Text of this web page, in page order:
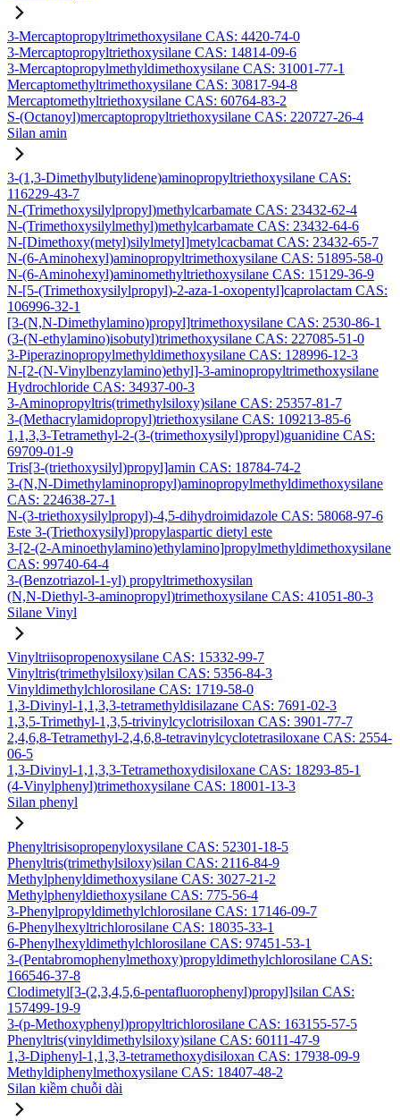
3-Mercaptopropyltrimethoxysilane CAS: 4420-74-0
3-Mercaptopropyltriethoxysilane CAS: 14814-09-6
3-Mercaptopropylmethyldimethoxysilane CAS: 31001-77-1
Mercaptomethyltrimethoxysilane CAS: 30817-94-8
Mercaptomethyltriethoxysilane CAS: 60764-83-2
S-(Octanoyl)mercaptopropyltriethoxysilane CAS: 220727-26-4
Silan amin
3-(1,3-Dimethylbutylidene)aminopropyltriethoxysilane CAS:
116229-43-7
N-(Trimethoxysilylpropyl)methylcarbamate CAS: 23432-62-4
N-(Trimethoxysilylmethyl)methylcarbamate CAS: 23432-64-6
N-[Dimethoxy(metyl)silylmetyl]metylcacbamat CAS: 23432-65-7
N-(6-Aminohexyl)aminopropyltrimethoxysilane CAS: 51895-58-0
N-(6-Aminohexyl)aminomethyltriethoxysilane CAS: 15129-36-9
N-[5-(Trimethoxysilylpropyl)-2-aza-1-oxopentyl]caprolactam CAS:
106996-32-1
[3-(N,N-Dimethylamino)propyl]trimethoxysilane CAS: 2530-86-1
(3-(N-ethylamino)isobutyl)trimethoxysilane CAS: 227085-51-0
3-Piperazinopropylmethyldimethoxysilane CAS: 128996-12-3
N-[2-(N-Vinylbenzylamino)ethyl]-3-aminopropyltrimethoxysilane
Hydrochloride CAS: 34937-00-3
3-Aminopropyltris(trimethylsiloxy)silane CAS: 25357-81-7
3-(Methacrylamidopropyl)triethoxysilane CAS: 109213-85-6
1,1,3,3-Tetramethyl-2-(3-(trimethoxysilyl)propyl)guanidine CAS:
69709-01-9
Tris[3-(triethoxysilyl)propyl]amin CAS: 18784-74-2
3-(N,N-Dimethylaminopropyl)aminopropylmethyldimethoxysilane
CAS: 224638-27-1
N-(3-triethoxysilylpropyl)-4,5-dihydroimidazole CAS: 58068-97-6
Este 3-(Triethoxysilyl)propylaspartic dietyl este
3-[2-(2-Aminoethylamino)ethylamino]propylmethyldimethoxysilane
CAS: 99740-64-4
3-(Benzotriazol-1-yl) propyltrimethoxysilan
(N,N-Diethyl-3-aminopropyl)trimethoxysilane CAS: 41051-80-3
Silane Vinyl
Vinyltriisopropenoxysilane CAS: 15332-99-7
Vinyltris(trimethylsiloxy)silan CAS: 5356-84-3
Vinyldimethylchlorosilane CAS: 1719-58-0
1,3-Divinyl-1,1,3,3-tetramethyldisilazane CAS: 7691-02-3
1,3,5-Trimethyl-1,3,5-trivinylcyclotrisiloxan CAS: 3901-77-7
2,4,6,8-Tetramethyl-2,4,6,8-tetravinylcyclotetrasiloxane CAS: 2554-
06-5
1,3-Divinyl-1,1,3,3-Tetramethoxydisiloxane CAS: 18293-85-1
(4-Vinylphenyl)trimethoxysilane CAS: 18001-13-3
Silan phenyl
Phenyltrisisopropenyloxysilane CAS: 52301-18-5
Phenyltris(trimethylsiloxy)silan CAS: 2116-84-9
Methylphenyldimethoxysilane CAS: 3027-21-2
Methylphenyldiethoxysilane CAS: 775-56-4
3-Phenylpropyldimethylchlorosilane CAS: 17146-09-7
6-Phenylhexyltrichlorosilane CAS: 18035-33-1
6-Phenylhexyldimethylchlorosilane CAS: 97451-53-1
3-(Pentabromophenylmethoxy)propyldimethylchlorosilane CAS:
166546-37-8
Clodimetyl[3-(2,3,4,5,6-pentafluorophenyl)propyl]silan CAS:
157499-19-9
3-(p-Methoxyphenyl)propyltrichlorosilane CAS: 163155-57-5
Phenyltris(vinyldimethylsiloxy)silane CAS: 60111-47-9
1,3-Diphenyl-1,1,3,3-tetramethoxydisiloxan CAS: 17938-09-9
Methyldiphenylmethoxysilane CAS: 18407-48-2
Silan kiềm chuỗi dài